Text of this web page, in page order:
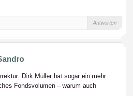
Antworten
Dirk Müller hat sogar ein mehr
Fondsvolumen – warum auch